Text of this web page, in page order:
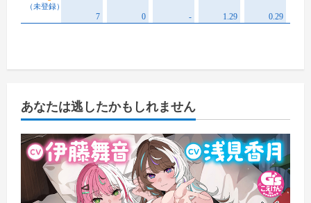
あなたは逃したかもしれません